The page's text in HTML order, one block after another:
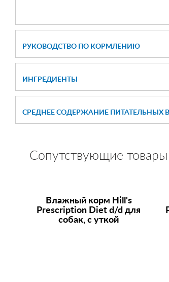
РУКОВОДСТВО ПО КОРМЛЕНИЮ
ИНГРЕДИЕНТЫ
СРЕДНЕЕ СОДЕРЖАНИЕ ПИТАТЕЛЬНЫХ
Сопутствующие товары
Влажный корм Hill's
Prescription Dietd/d для
собак, с уткой